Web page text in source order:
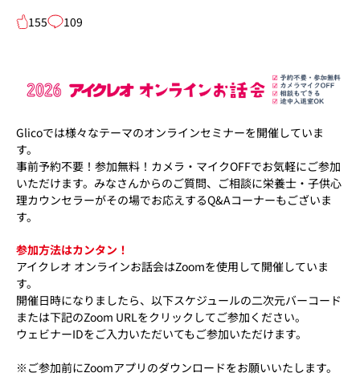
155 109
Glicoでは様々なテーマのオンラインセミナーを開催していま
す。
事前予約不要！参加無料！カメラ・マイクOFFでお気軽にご参加
いただけます。みなさんからのご質問、ご相談に栄養士・子供心
理カウンセラーがその場でお応えするQ&Aコーナーもございま
す。
参加方法はカンタン！
アイクレオ オンラインお話会はZoomを使用して開催していま
す。
開催日時になりましたら、以下スケジュールの二次元バーコード
または下記のZoom URLをクリックしてご参加ください。
ウェビナーIDをご入力いただいてもご参加いただけます。
※ご参加前にZoomアプリのダウンロードをお願いいたします。